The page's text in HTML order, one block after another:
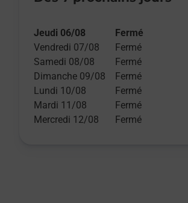
Jeudi 06/08
Fermé
Vendredi 07/08
Fermé
Samedi 08/08
Fermé
Dimanche 09/08
Fermé
Lundi 10/08
Fermé
Mardi 11/08
Fermé
Mercredi 12/08
Fermé